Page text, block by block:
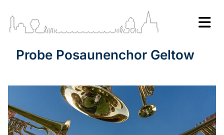
Probe Posaunenchor Geltow